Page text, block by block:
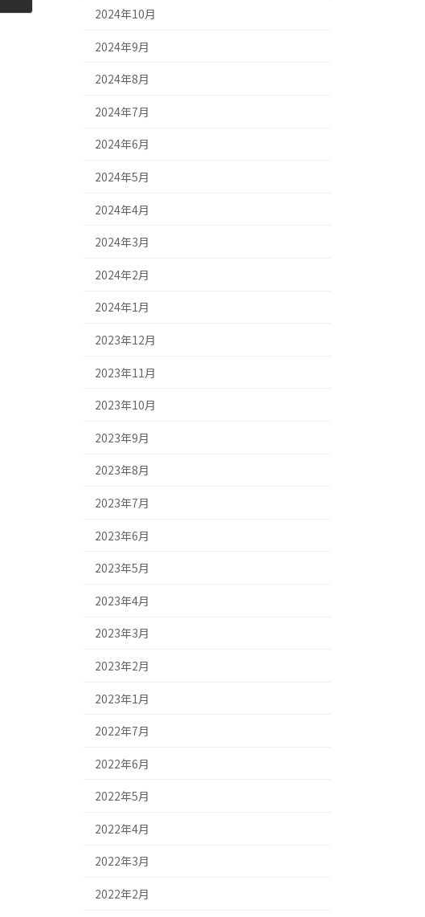
2024年10月
2024年9月
2024年8月
2024年7月
2024年6月
2024年5月
2024年4月
2024年3月
2024年2月
2024年1月
2023年12月
2023年11月
2023年10月
2023年9月
2023年8月
2023年7月
2023年6月
2023年5月
2023年4月
2023年3月
2023年2月
2023年1月
2022年7月
2022年6月
2022年5月
2022年4月
2022年3月
2022年2月